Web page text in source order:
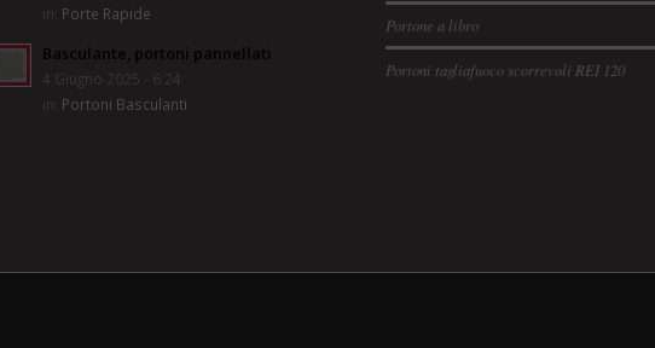
in: Porte Rapide
Basculante, portoni pannellati
4 Giugno 2025 - 6:24
in: Portoni Basculanti
Portone a libro
Portoni tagliafuoco scorrevoli REI 120